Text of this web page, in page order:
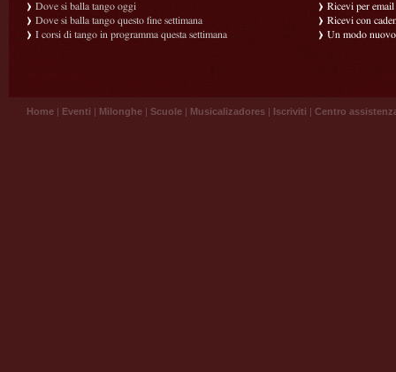
Dove si balla tango oggi
Dove si balla tango questo fine settimana
I corsi di tango in programma questa settimana
Ricevi per
Ricevi con
Un modo
Home | Eventi | Milonghe | Scuole | Musicalizadores | Iscriviti | Centro